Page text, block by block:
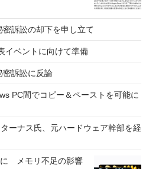
訴訟の却下を申し立て
イベントに向けて準備
密訴訟に反論
PC間でコピー＆ペーストを可能に
ーナス氏、元ハードウェア幹部を経
に メモリ不足の影響